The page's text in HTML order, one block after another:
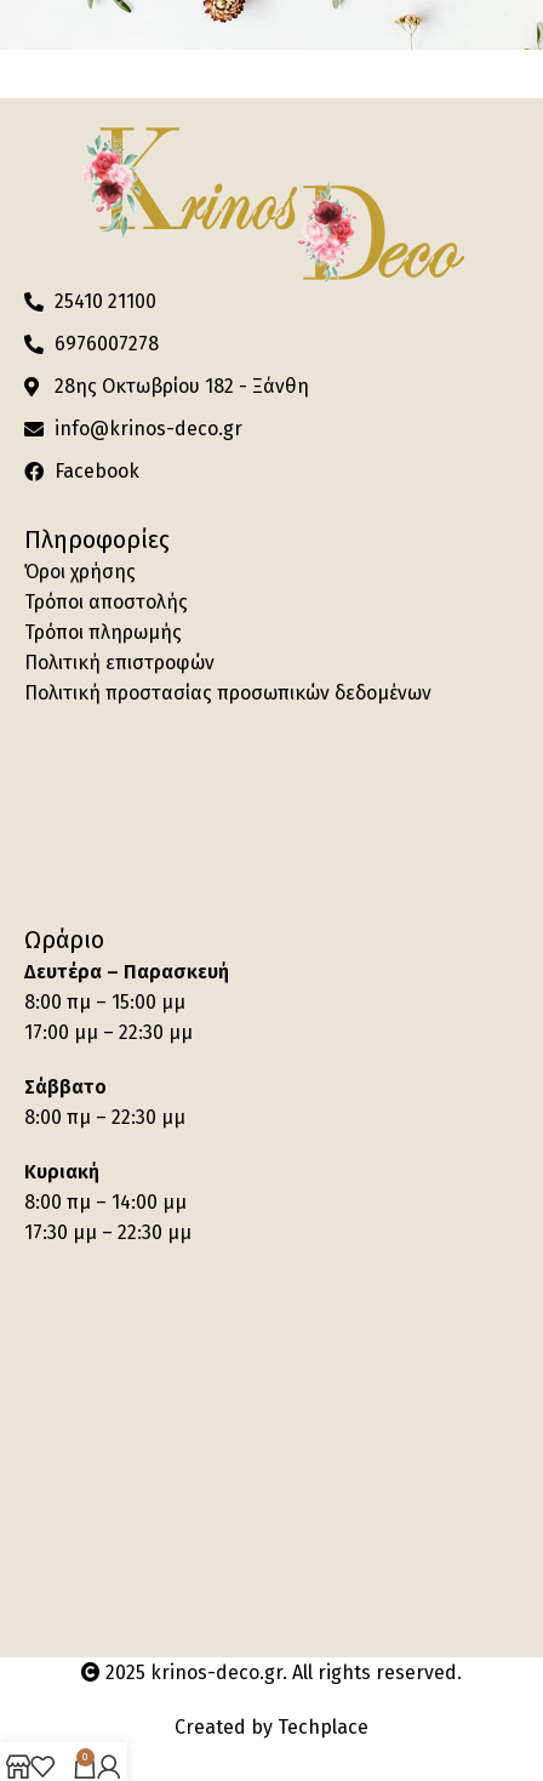
25410 21100
6976007278
28ης Οκτωβρίου 182 - Ξάνθη
info@krinos-deco.gr
Facebook
Πληροφορίες
Όροι χρήσης
Τρόποι αποστολής
Τρόποι πληρωμής
Πολιτική επιστροφών
Πολιτική προστασίας προσωπικών δεδομένων
Ωράριο
Δευτέρα – Παρασκευή
8:00 πμ – 15:00 μμ
17:00 μμ – 22:30 μμ
Σάββατο
8:00 πμ – 22:30 μμ
Κυριακή
8:00 πμ – 14:00 μμ
17:30 μμ – 22:30 μμ
2025 krinos-deco.gr. All rights reserved.
Created by Techplace
0